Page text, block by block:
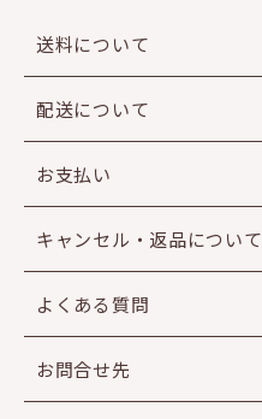
送料について
配送について
お支払い
キャンセル・返品について
よくある質問
お問合せ先